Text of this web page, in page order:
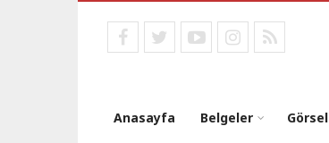
facebooktwitteryoutubeinstagram
RSS
Anasayfa Belgeler Görsel